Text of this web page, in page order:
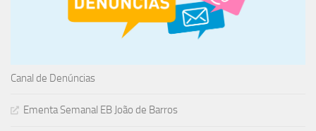
Canal de Denúncias
Ementa Semanal EB João de Barros